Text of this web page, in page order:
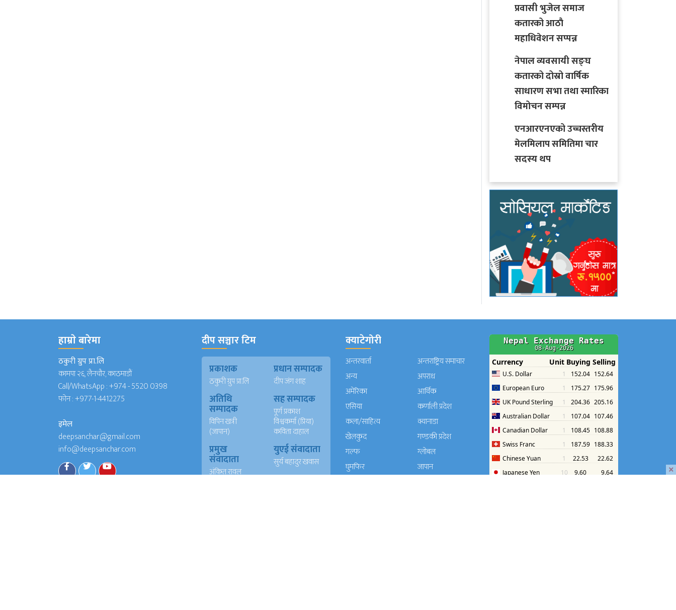
प्रवासी भुजेल समाज
कतारको आठाै
महाधिवेशन सप्पन्न
नेपाल व्यवसायी सङ्घ
कतारको दोस्रो वार्षिक
साधारण सभा तथा स्मारिका
विमोचन सम्पन्न
एनआरएनएको उच्चस्तरीय
मेलमिलाप समितिमा चार
सदस्य थप
हाम्राे बारेमा
ठकुरी ग्रुप प्रा.लि
कामपा २६, लैनचौर, काठमाडौं
Call/WhatsApp :+974 - 5520 0398
फोन :+977-1-4412275
इमेल
deepsanchar@gmail.com
info@deepsanchar.com
दीप सञ्चार टिम
प्रकाशक
ठकुरी ग्रुप प्रा.लि
प्रधान सम्पादक
दीप जंग शाह
अतिथि
सम्पादक
विपिन खत्री
(जापान)
सह सम्पादक
पूर्ण प्रकाश
विश्वकर्मा (प्रिया)
कविता दाहाल
प्रमुख
संवादाता
अंकित रावल
युएई संवादाता
सुर्य बहादुर खवास
क्याटेगोरी
अन्तरवार्ता
अन्तराष्ट्रिय समाचार
अन्य
अपराध
अमेरिका
आर्थिक
एसिया
कर्णाली प्रदेश
कला/साहित्य
क्यानाडा
खेलकुद
गण्डकी प्रदेश
गल्फ
ग्लोबल
घुमफिर
जापान
×